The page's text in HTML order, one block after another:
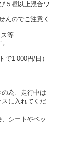
及び運転者
きる書類の
とることが
間中に借受
号等の告知
を求め、又
いものとし
い場合
予約を取消
場合の予約
５種以上混合ワ
んのでご注意く
等
で1,000円/日）
為、走行中は
に入れてくだ
シートやベッ